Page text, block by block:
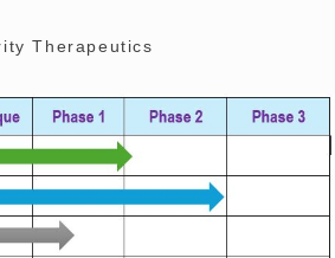
Therapeutics